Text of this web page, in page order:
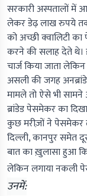
सरकारी अस्पतालों में
लेकर डेढ़ लाख रुपये तक
को अच्छी क्वालिटी
करने की सलाह देते
चार्ज किया जाता
असली की जगह
मामले तो ऐसे भी
ब्रांडेड पेसमेकर का
कुछ मरीज़ों ने पेसमेकर
दिल्ली, कानपुर समेत
बात का ख़ुलासा हुआ
लेकिन लगाया नकली
उनमें: